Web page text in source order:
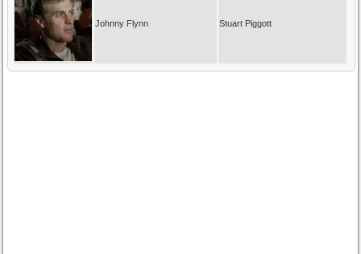
Johnny Flynn Stuart Piggott